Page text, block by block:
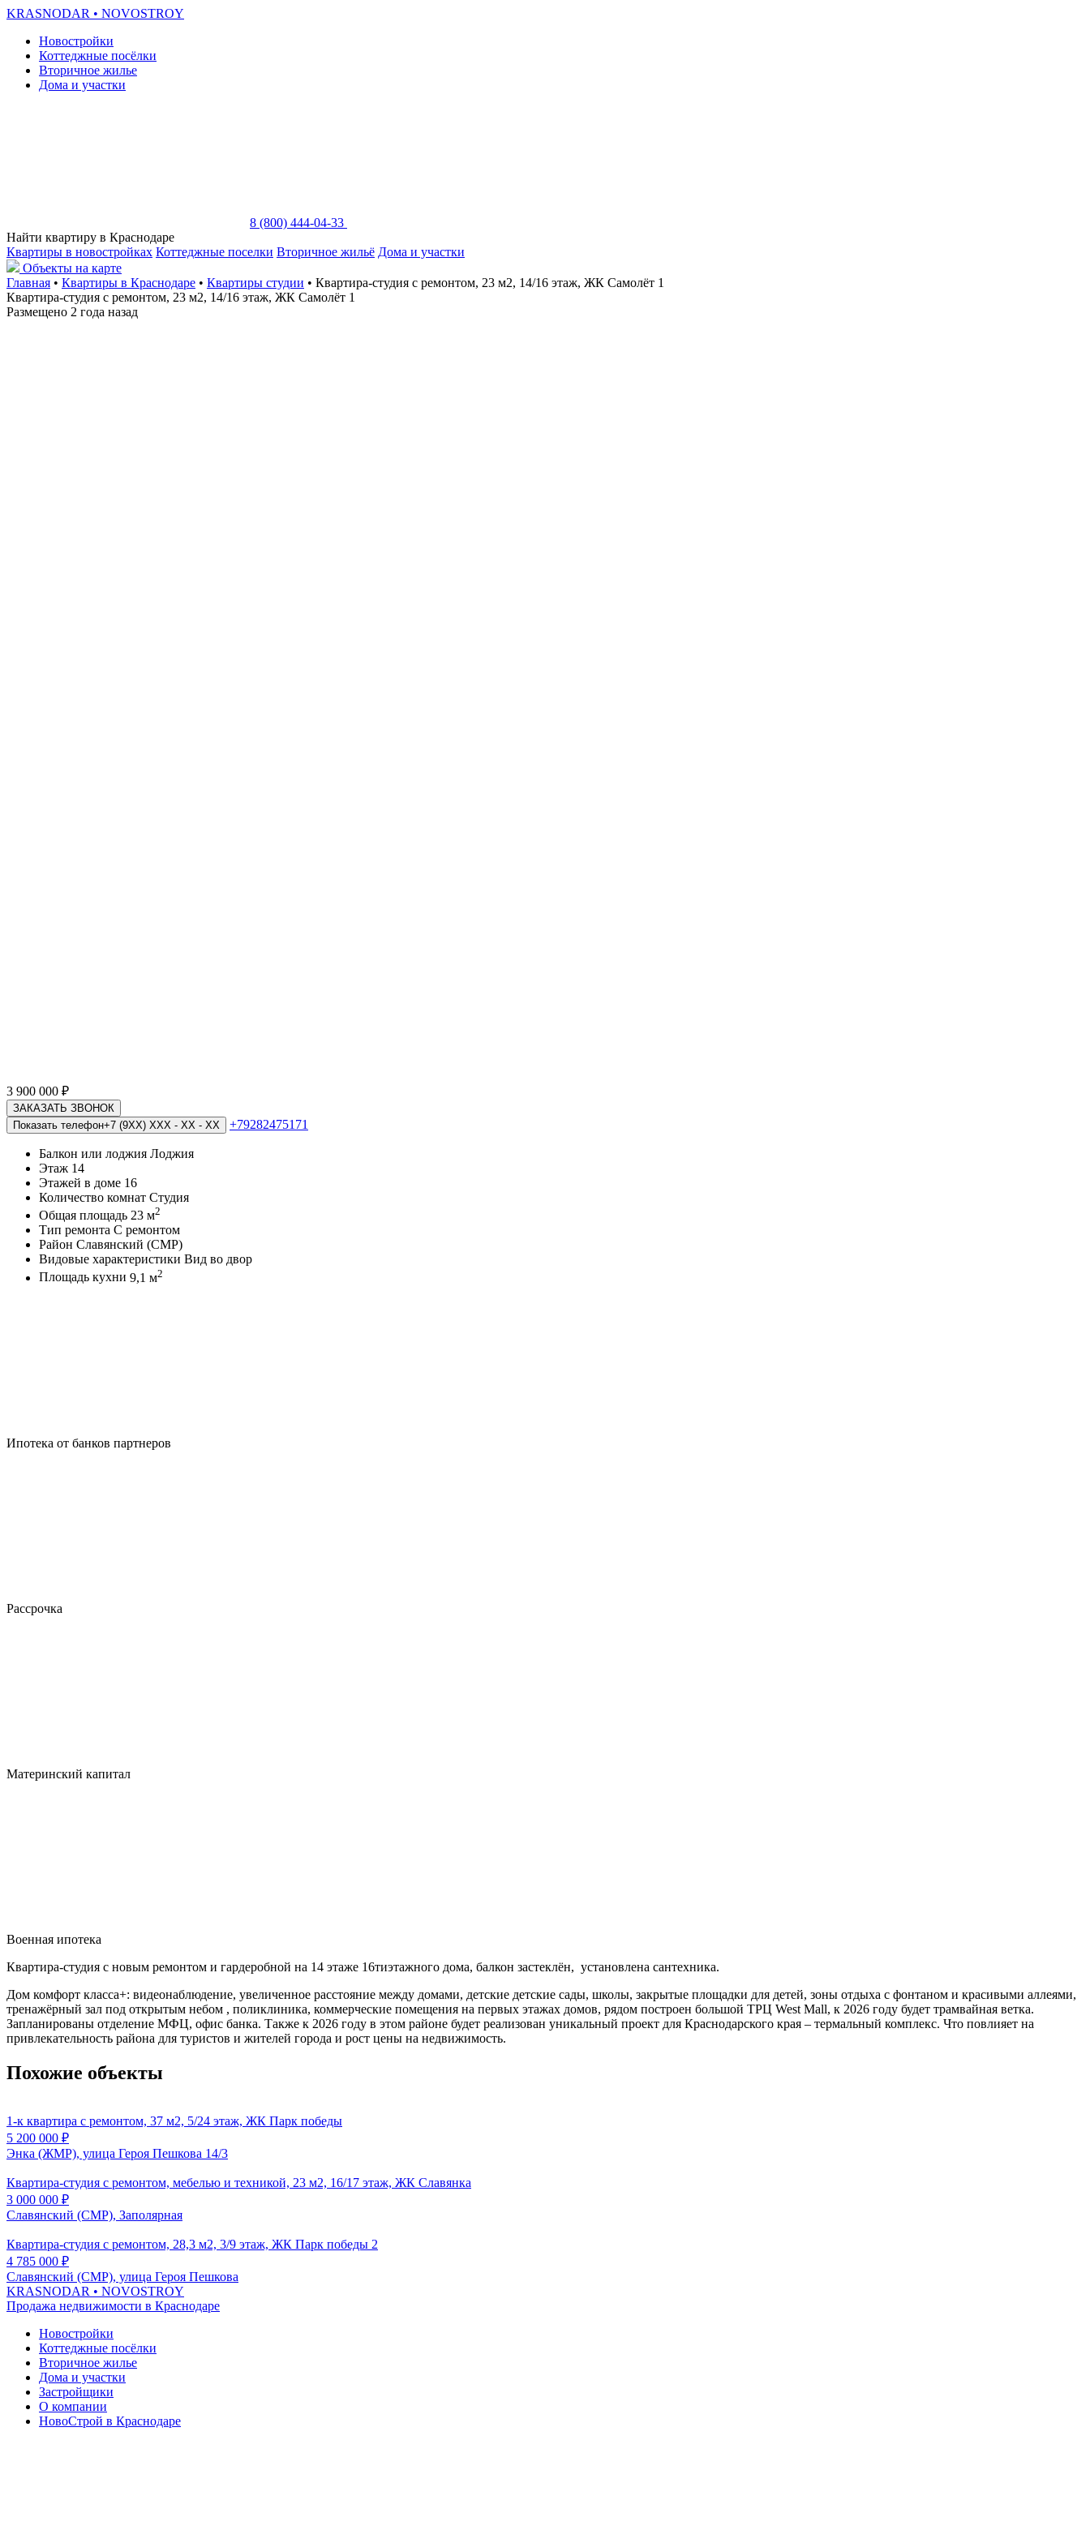
KRASNODAR • NOVOSTROY
Новостройки
Коттеджные посёлки
Вторичное жилье
Дома и участки
8 (800) 444-04-33
Найти квартиру в Краснодаре
Квартиры в новостройках Коттеджные поселки Вторичное жильё Дома и участки
Объекты на карте
Главная • Квартиры в Краснодаре • Квартиры студии • Квартира-студия с ремонтом, 23 м2, 14/16 этаж, ЖК Самолёт 1
Квартира-студия с ремонтом, 23 м2, 14/16 этаж, ЖК Самолёт 1
Размещено 2 года назад
3 900 000 ₽
ЗАКАЗАТЬ ЗВОНОК
Показать телефон+7 (9XX) XXX - XX - XX +79282475171
Балкон или лоджия Лоджия
Этаж 14
Этажей в доме 16
Количество комнат Студия
Общая площадь 23 м2
Тип ремонта С ремонтом
Район Славянский (СМР)
Видовые характеристики Вид во двор
Площадь кухни 9,1 м2
Ипотека от банков партнеров
Рассрочка
Материнский капитал
Военная ипотека
Квартира-студия с новым ремонтом и гардеробной на 14 этаже 16тиэтажного дома, балкон застеклён, установлена сантехника.
Дом комфорт класса+: видеонаблюдение, увеличенное расстояние между домами, детские детские сады, школы, закрытые площадки для детей, зоны отдыха с фонтаном и красивыми аллеями,
тренажёрный зал под открытым небом , поликлиника, коммерческие помещения на первых этажах домов, рядом построен большой ТРЦ West Mall, к 2026 году будет трамвайная ветка.
Запланированы отделение МФЦ, офис банка. Также к 2026 году в этом районе будет реализован уникальный проект для Краснодарского края – термальный комплекс. Что повлияет на
привлекательность района для туристов и жителей города и рост цены на недвижимость.
Похожие объекты
1-к квартира с ремонтом, 37 м2, 5/24 этаж, ЖК Парк победы
5 200 000 ₽
Энка (ЖМР), улица Героя Пешкова 14/3
Квартира-студия с ремонтом, мебелью и техникой, 23 м2, 16/17 этаж, ЖК Славянка
3 000 000 ₽
Славянский (СМР), Заполярная
Квартира-студия с ремонтом, 28,3 м2, 3/9 этаж, ЖК Парк победы 2
4 785 000 ₽
Славянский (СМР), улица Героя Пешкова
KRASNODAR • NOVOSTROY
Продажа недвижимости в Краснодаре
Новостройки
Коттеджные посёлки
Вторичное жилье
Дома и участки
Застройщики
О компании
НовоСтрой в Краснодаре